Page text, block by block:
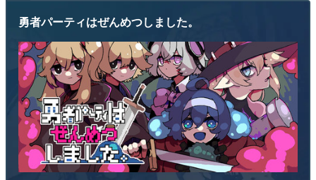
勇者パーティはぜんめつしました。